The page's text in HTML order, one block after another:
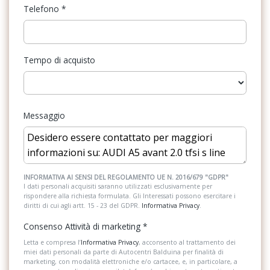
Limitatore di velocità
Maniglie esterne in tinta
Pacchetto sicurezza
Parabrezza termico
Personalizzazione colori esterni
Personalizzazioni Linea e Stile
Radio DAB
Retrovisore interno auto-anabbagliante
Riconoscimento segnali stradali
Sedile riscaldato lato guidatore
Sedili anteriori regolabili
Telefono *
Tempo di acquisto
Messaggio
INFORMATIVA AI SENSI DEL REGOLAMENTO UE N. 2016/679 "GDPR"
I dati personali acquisiti saranno utilizzati esclusivamente per
rispondere alla richiesta formulata. Gli Interessati possono esercitare i
diritti di cui agli artt. 15 - 23 del GDPR. Informativa Privacy.
Consenso Attività di marketing *
Letta e compresa l’Informativa Privacy, acconsento al trattamento dei
miei dati personali da parte di Autocentri Balduina per finalità di
marketing, con modalità elettroniche e/o cartacee, e, in particolare, a